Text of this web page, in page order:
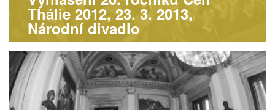
Thálie 2012, 23. 3. 2013,
Národní divadlo